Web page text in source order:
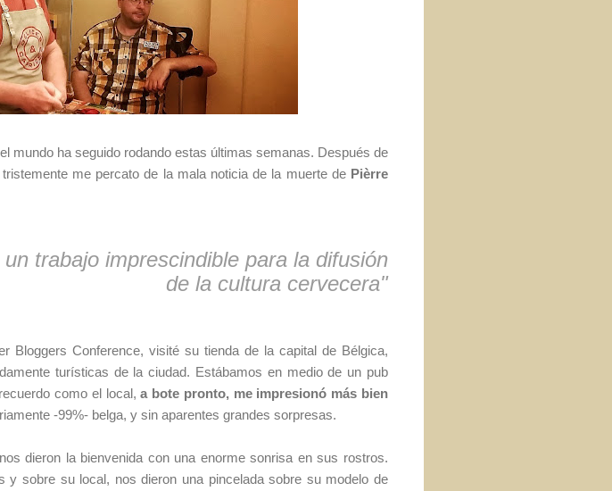
mundo ha seguido rodando estas últimas semanas. Después de
me percato de la mala noticia de la muerte de Pièrre
trabajo imprescindible para la difusión
de la cultura cervecera"
Bloggers Conference, visité su tienda de la capital de Bélgica,
turísticas de la ciudad. Estábamos en medio de un pub
como el local,a bote pronto, me impresionó más bien
-99%- belga, y sin aparentes grandes sorpresas.
dieron la bienvenida con una enorme sonrisa en sus rostros.
sobre su local, nos dieron una pincelada sobre su modelo de